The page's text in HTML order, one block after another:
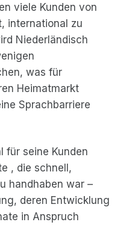
viele Kunden von
international zu
Niederländisch
was für
Heimatmarkt
Sprachbarriere
für seine Kunden
, die schnell,
handhaben war –
deren Entwicklung
in Anspruch